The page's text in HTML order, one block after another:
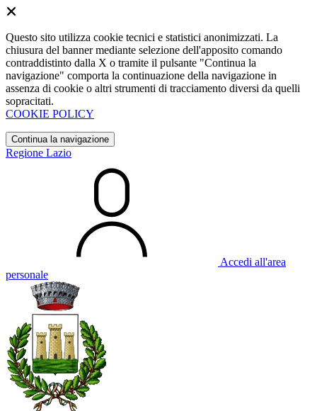
Questo sito utilizza cookie tecnici e statistici anonimizzati. La
chiusura del banner mediante selezione dell'apposito comando
contraddistinto dalla X o tramite il pulsante "Continua la
navigazione" comporta la continuazione della navigazione in
assenza di cookie o altri strumenti di tracciamento diversi da quelli
sopracitati.
COOKIE POLICY
Continua la navigazione
Regione Lazio
Accedi all'area
personale